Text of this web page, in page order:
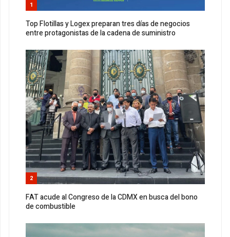
1
Top Flotillas y Logex preparan tres días de negocios
entre protagonistas de la cadena de suministro
2
FAT acude al Congreso de la CDMX en busca del bono
de combustible